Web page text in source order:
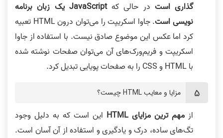
گذاری است در حالی که
JavaScript یک زبان برنامه
نویسی است
. جاوا اسکریپت را می‌توان درون HTML تعبیه
کرد اما عکس این موضوع صادق نیست. با استفاده از جاوا
اسکریپت و فریم‌ورک‌های آن می‌توان صفحات نوشته شده
با HTML و CSS را به صفحات پویایی تبدیل کرد.
مزایا و معایب HTML چیست؟
از مهم ترین مزایای HTML
این است که به دلیل وجود
تگ‌های ساده، درک و یادگیری و استفاده از آن آسان است.